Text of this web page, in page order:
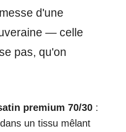
d'une
— celle
pas, qu'on
premium 70/30 :
un tissu mêlant